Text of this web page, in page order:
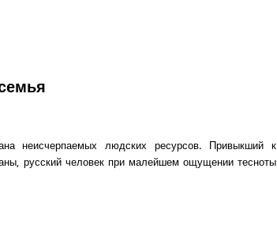
неисчерпаемых людских ресурсов. Привыкший к
русский человек при малейшем ощущении тесноты